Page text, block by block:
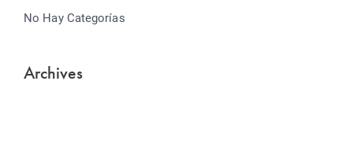
No Hay Categorías
Archives